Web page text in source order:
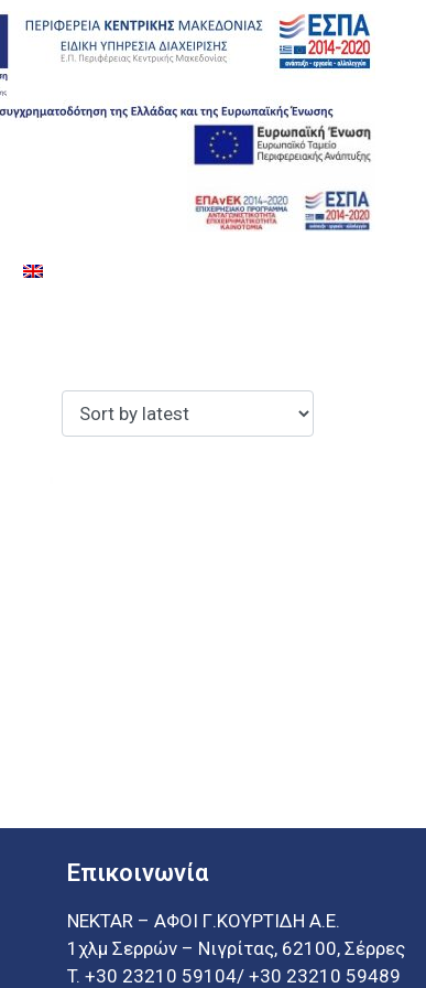
Επικοινωνία
NEKTAR – ΑΦΟΙ Γ.ΚΟΥΡΤΙΔΗ Α.Ε.
1χλμ Σερρών – Νιγρίτας, 62100, Σέρρες
T. +30 23210 59104/ +30 23210 59489